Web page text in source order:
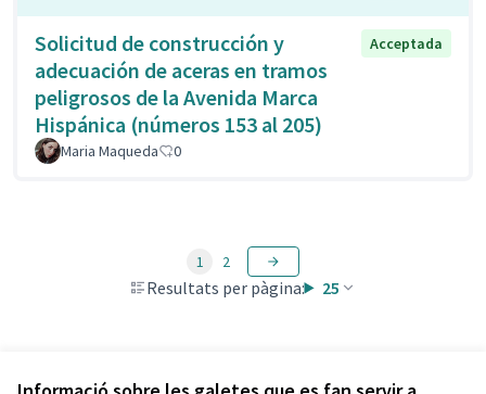
Solicitud de construcción y
adecuación de aceras en tramos
peligrosos de la Avenida Marca
Hispánica (números 153 al 205)
Acceptada
Maria Maqueda 0
Resultats per pàgina: 25
1 2
Veure totes les propostes retirades